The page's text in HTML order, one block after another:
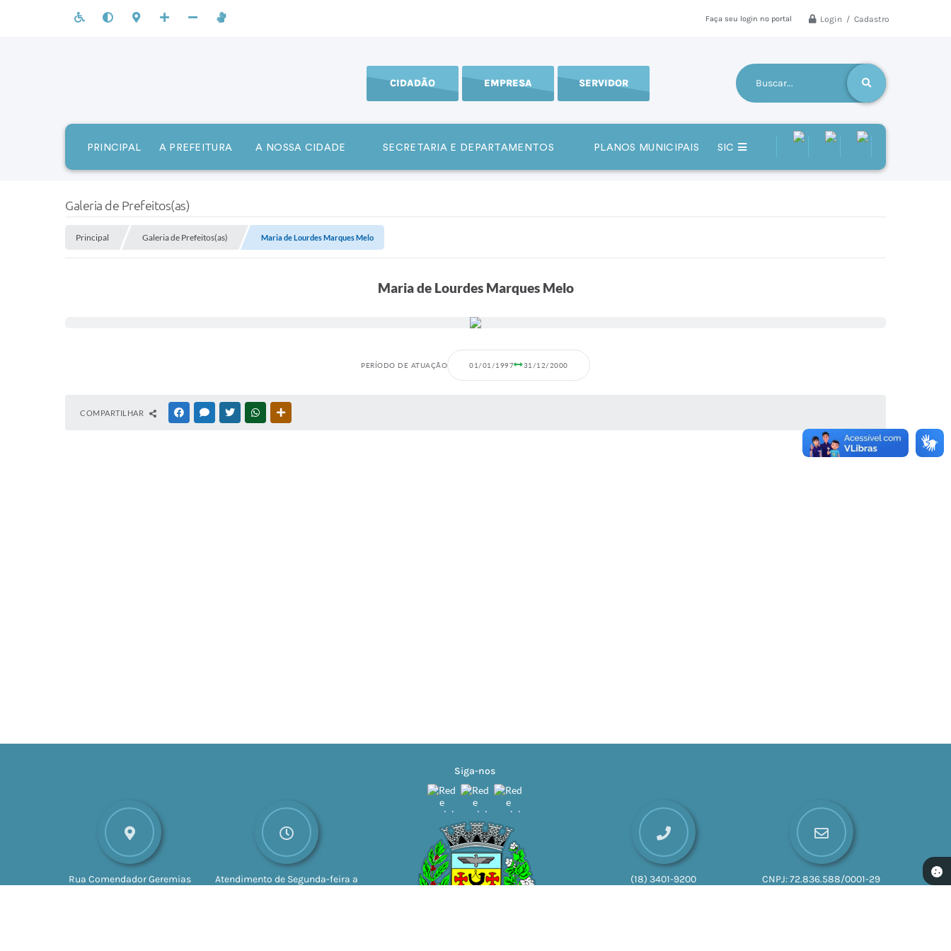
Faça seu login no portal Login / Cadastro
CIDADÃO EMPRESA SERVIDOR
PRINCIPAL A PREFEITURA A NOSSA CIDADE SECRETARIA E DEPARTAMENTOS PLANOS MUNICIPAIS SIC
Galeria de Prefeitos(as)
Principal Galeria de Prefeitos(as) Maria de Lourdes Marques Melo
Maria de Lourdes Marques Melo
PERÍODO DE ATUAÇÃO 01/01/1997 31/12/2000
COMPARTILHAR FACEBOOKMESSENGER
TWITTERWHATSAPP
Rua Comendador Geremias
Atendimento de Segunda-feira a
Siga-nos
(18) 3401-9200 CNPJ:72.836.588/0001-29